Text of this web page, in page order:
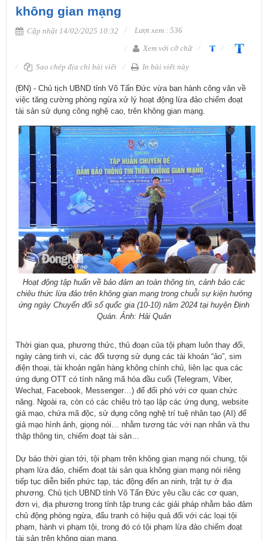
không gian mạng
Cập nhật 14/02/2025 10:32
Lượt xem : 536
Xem với cỡ chữ
Sao chép địa chỉ bài viết In bài viết này
​(ĐN) - Chủ tịch UBND tỉnh Võ Tấn Đức vừa ban hành công văn về
việc tăng cường phòng ngừa xử lý hoạt động lừa đảo chiếm đoạt
tài sản sử dụng công nghệ cao, trên không gian mạng.
Hoạt động tập huấn về bảo đảm an toàn thông tin, cảnh bảo các
chiêu thức lừa đảo trên không gian mạng trong chuỗi sự kiện hưởng
ứng ngày Chuyển đổi số quốc gia (10-10) năm 2024 tại huyện Định
Quán. Ảnh: Hải Quân
Thời gian qua, phương thức, thủ đoạn của tội phạm luôn thay đổi,
ngày càng tinh vi, các đối tượng sử dụng các tài khoản “ảo”, sim
điện thoại, tài khoản ngân hàng không chính chủ, liên lạc qua các
ứng dụng OTT có tính năng mã hóa đầu cuối (Telegram, Viber,
Wechat, Facebook, Messenger…) để đối phó với cơ quan chức
năng. Ngoài ra, còn có các chiêu trò tạo lập các ứng dụng, website
giả mạo, chứa mã độc, sử dụng công nghệ trí tuệ nhân tạo (AI) để
giả mạo hình ảnh, giọng nói… nhằm tương tác với nạn nhân và thu
thập thông tin, chiếm đoạt tài sản…
Dự báo thời gian tới, tội phạm trên không gian mạng nói chung, tội
phạm lừa đảo, chiếm đoạt tài sản qua không gian mạng nói riêng
tiếp tục diễn biến phức tạp, tác động đến an ninh, trật tự ở địa
phương. Chủ tịch UBND tỉnh Võ Tấn Đức yêu cầu các cơ quan,
đơn vị, địa phương trong tỉnh tập trung các giải pháp nhằm bảo đảm
chủ động phòng ngừa, đấu tranh có hiệu quả đối với các loại tội
phạm, hành vi phạm tội, trong đó có tội phạm lừa đảo chiếm đoạt
tài sản trên không gian mạng.